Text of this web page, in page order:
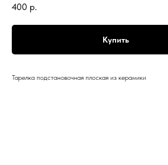
400 р.
Купить
Тарелка подстановочная плоская из керамики